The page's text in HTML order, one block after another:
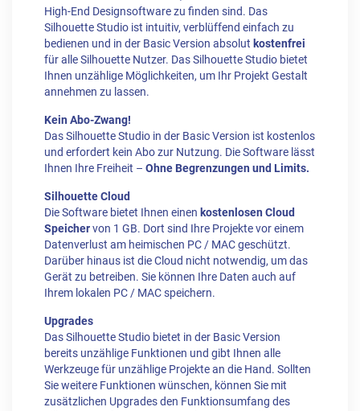
High-End Designsoftware zu finden sind. Das
Silhouette Studio ist intuitiv, verblüffend einfach zu
bedienen und in der Basic Version absolut kostenfrei
für alle Silhouette Nutzer. Das Silhouette Studio bietet
Ihnen unzählige Möglichkeiten, um Ihr Projekt Gestalt
annehmen zu lassen.
Kein Abo-Zwang!
Das Silhouette Studio in der Basic Version ist kostenlos
und erfordert kein Abo zur Nutzung. Die Software lässt
Ihnen Ihre Freiheit – Ohne Begrenzungen und Limits.
Silhouette Cloud
Die Software bietet Ihnen einen kostenlosen Cloud
Speichervon 1 GB. Dort sind Ihre Projekte vor einem
Datenverlust am heimischen PC / MAC geschützt.
Darüber hinaus ist die Cloud nicht notwendig, um das
Gerät zu betreiben. Sie können Ihre Daten auch auf
Ihrem lokalen PC / MAC speichern.
Upgrades
Das Silhouette Studio bietet in der Basic Version
bereits unzählige Funktionen und gibt Ihnen alle
Werkzeuge für unzählige Projekte an die Hand. Sollten
Sie weitere Funktionen wünschen, können Sie mit
zusätzlichen Upgrades den Funktionsumfang des